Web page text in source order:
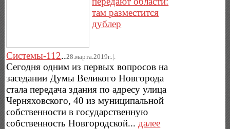
там разместится
дублер
Системы-112..28.марта.2019г..|.
Сегодня одним из первых вопросов на
заседании Думы Великого Новгорода
стала передача здания по адресу улица
Черняховского, 40 из муниципальной
собственности в государственную
собственность Новгородской... далее